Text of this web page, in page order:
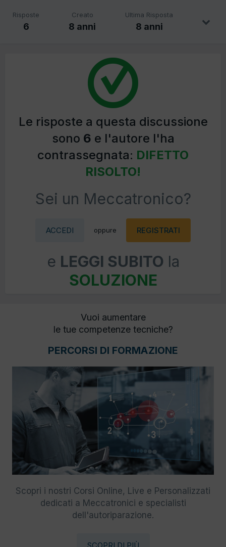
Risposte
6
Creato
8 anni
Ultima Risposta
8 anni
Le risposte a questa discussione
sono 6 e l'autore l'ha
contrassegnata: DIFETTO
RISOLTO!
Sei un Meccatronico?
ACCEDI oppure REGISTRATI
e LEGGI SUBITO la
SOLUZIONE
Vuoi aumentare
le tue competenze tecniche?
PERCORSI DI FORMAZIONE
Scopri i nostri Corsi Online, Live e Personalizzati
dedicati a Meccatronici e specialisti
dell'autoriparazione.
SCOPRI DI PIÙ